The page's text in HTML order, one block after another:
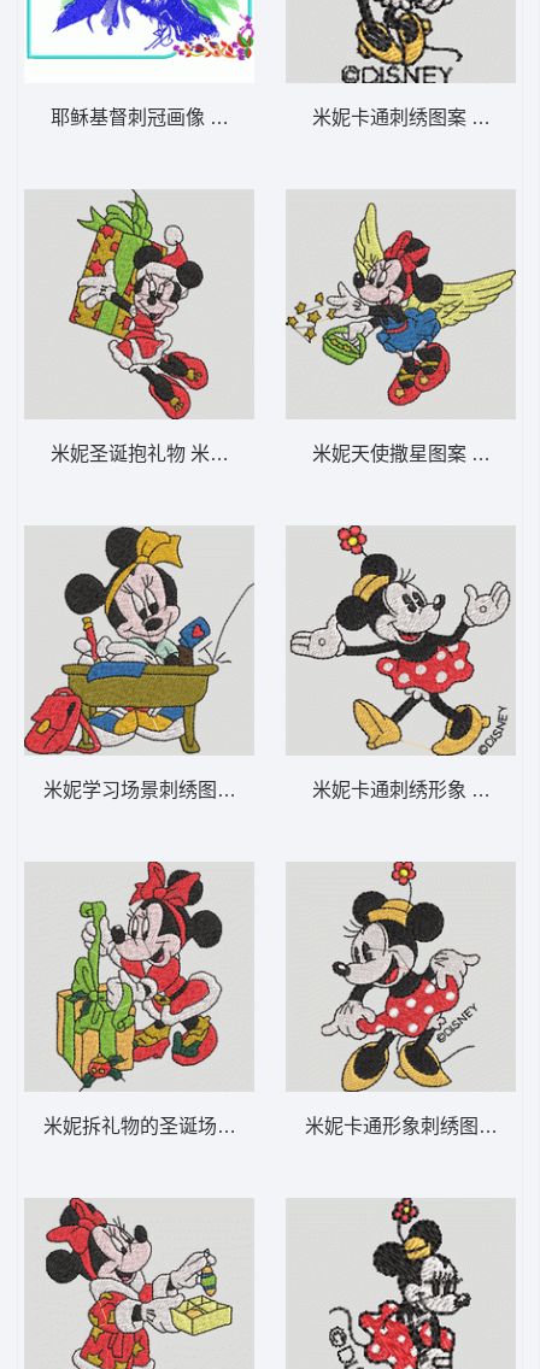
耶稣基督刺冠画像 耶稣-DST格式
米妮圣诞抱礼物 米妮 62-DST格式
米妮学习场景刺绣图 米妮 61-DST格式
米妮拆礼物的圣诞场景 米妮 65-DST格式
米妮卡通刺绣图案 米妮
米妮天使撒星图案 米妮
米妮卡通刺绣形象 米妮
米妮卡通形象刺绣图案 米